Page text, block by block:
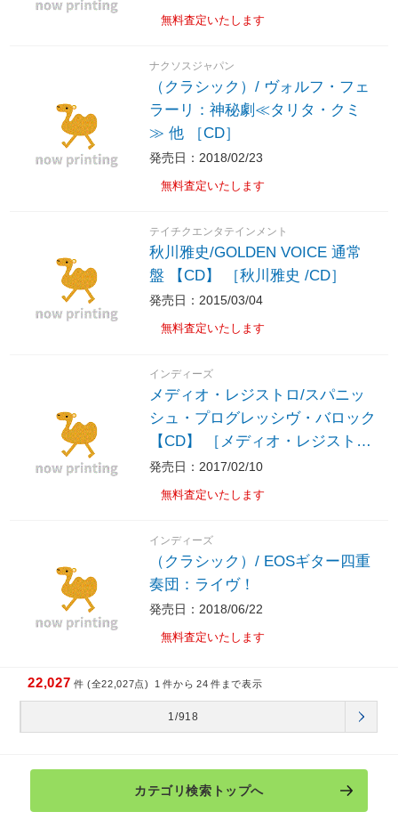
無料査定いたします
ナクソスジャパン
（クラシック）/ ヴォルフ・フェ
ラーリ：神秘劇≪タリタ・クミ
≫ 他 ［CD］
発売日：2018/02/23
無料査定いたします
テイチクエンタテインメント
秋川雅史/GOLDEN VOICE 通常
盤 【CD】 ［秋川雅史 /CD］
発売日：2015/03/04
無料査定いたします
インディーズ
メディオ・レジストロ/スパニッ
シュ・プログレッシヴ・バロック
【CD】 ［メディオ・レジストロ
/CD］
発売日：2017/02/10
無料査定いたします
インディーズ
（クラシック）/ EOSギター四重
奏団：ライヴ！
発売日：2018/06/22
無料査定いたします
22,027 件 (全22,027点) 1 件から 24 件まで表示
1/918
カテゴリ検索トップへ